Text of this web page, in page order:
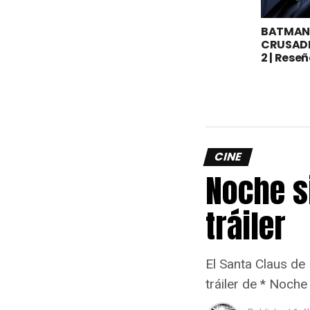
2 |
CINE
Noche
tráiler
El Santa Claus
tráiler de *